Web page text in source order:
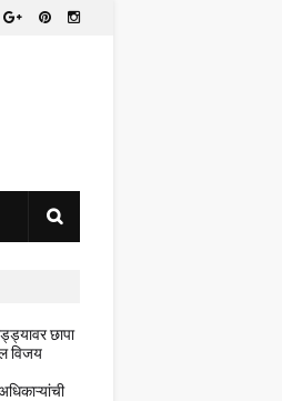
छापा
विजय